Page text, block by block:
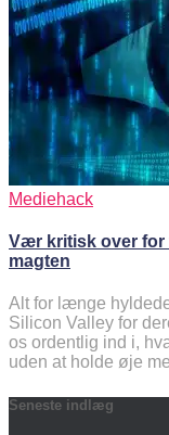
Mediehack
Vær kritisk over
magten
Alt for længe
Silicon Valley for
os ordentlig ind i,
uden at holde øje
Seneste indlæg